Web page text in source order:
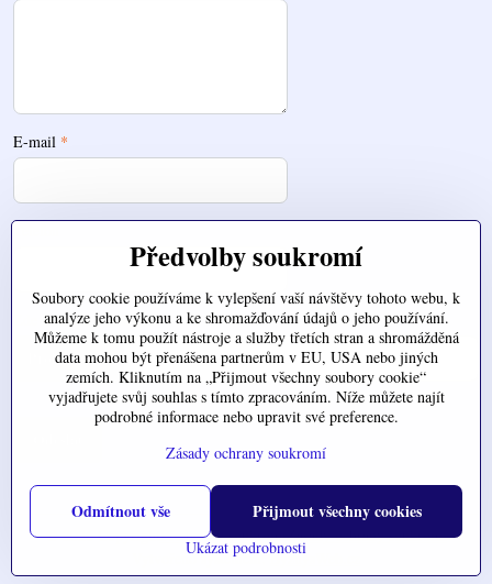
E-mail *
Zde nahrajte váš soubor
©2026CopyrightPředvolby soukromíZásady ochrany soukromí
Vytvořeno systémem:ByznysWeb.cz
Předvolby soukromí
Soubory cookie používáme k vylepšení vaší návštěvy tohoto webu, k
analýze jeho výkonu a ke shromažďování údajů o jeho používání.
Můžeme k tomu použít nástroje a služby třetích stran a shromážděná
data mohou být přenášena partnerům v EU, USA nebo jiných
zemích. Kliknutím na „Přijmout všechny soubory cookie“
vyjadřujete svůj souhlas s tímto zpracováním. Níže můžete najít
podrobné informace nebo upravit své preference.
Zásady ochrany soukromí
Ukázat podrobnosti
Přijmout všechny cookies
Odmítnout vše